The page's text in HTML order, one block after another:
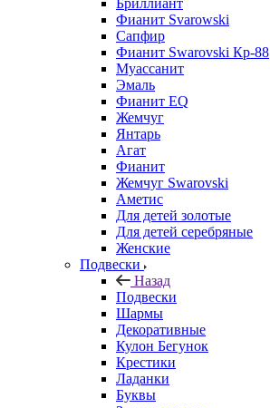
Бриллиант
Фианит Svarowski
Сапфир
Фианит Swarovski Кр-88
Муассанит
Эмаль
Фианит EQ
Жемчуг
Янтарь
Агат
Фианит
Жемчуг Swarovski
Аметис
Для детей золотые
Для детей серебряные
Женские
Подвески
Назад
Подвески
Шармы
Декоративные
Кулон Бегунок
Крестики
Ладанки
Буквы